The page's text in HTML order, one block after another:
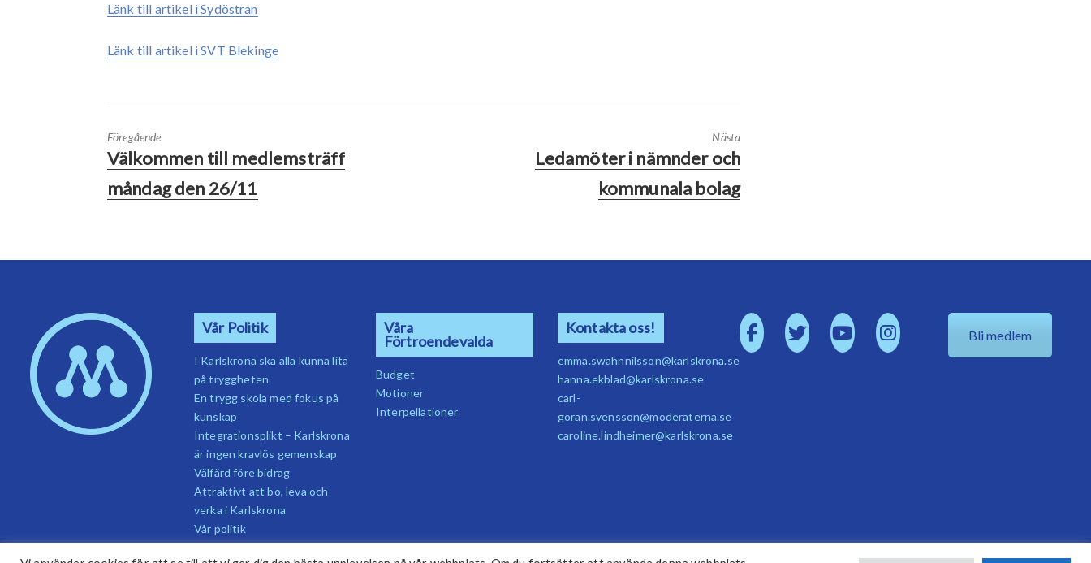
Länk till artikel i Sydöstran
Länk till artikel i SVT Blekinge
Föregående
Välkommen till medlemsträff
måndag den 26/11
Nästa
Ledamöter i nämnder och
kommunala bolag
Vår Politik
I Karlskrona ska alla kunna lita
på tryggheten
En trygg skola med fokus på
kunskap
Integrationsplikt – Karlskrona
är ingen kravlös gemenskap
Välfärd före bidrag
Attraktivt att bo, leva och
verka i Karlskrona
Vår politik
Våra
Förtroendevalda
Budget
Motioner
Interpellationer
Kontakta oss!
emma.swahnnilsson@karlskrona.se
hanna.ekblad@karlskrona.se
carl-
goran.svensson@moderaterna.se
caroline.lindheimer@karlskrona.se
Bli medlem